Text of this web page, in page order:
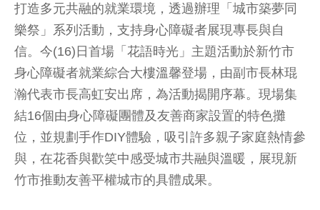
打造多元共融的就業環境，透過辦理「城市築夢同
樂祭」系列活動，支持身心障礙者展現專長與自
信。今(16)日首場「花語時光」主題活動於新竹市
身心障礙者就業綜合大樓溫馨登場，由副市長林琨
瀚代表市長高虹安出席，為活動揭開序幕。現場集
結16個由身心障礙團體及友善商家設置的特色攤
位，並規劃手作DIY體驗，吸引許多親子家庭熱情參
與，在花香與歡笑中感受城市共融與溫暖，展現新
竹市推動友善平權城市的具體成果。